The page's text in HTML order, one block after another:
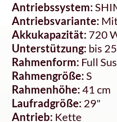
Antriebssystem:
Antriebsvariante:
Akkukapazität: 720
Unterstützung: bis
Rahmenform: Full
Rahmengröße:S
Rahmenhöhe:41 cm
Laufradgröße: 29"
Antrieb: Kette